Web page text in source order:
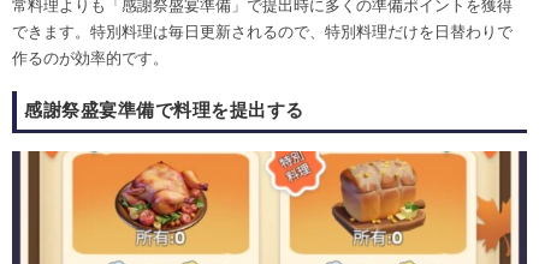
常料理よりも「感謝祭盛宴準備」で提出時に多くの準備ポイントを獲得
できます。特別料理は毎日更新されるので、特別料理だけを日替わりで
作るのが効率的です。
感謝祭盛宴準備で料理を提出する